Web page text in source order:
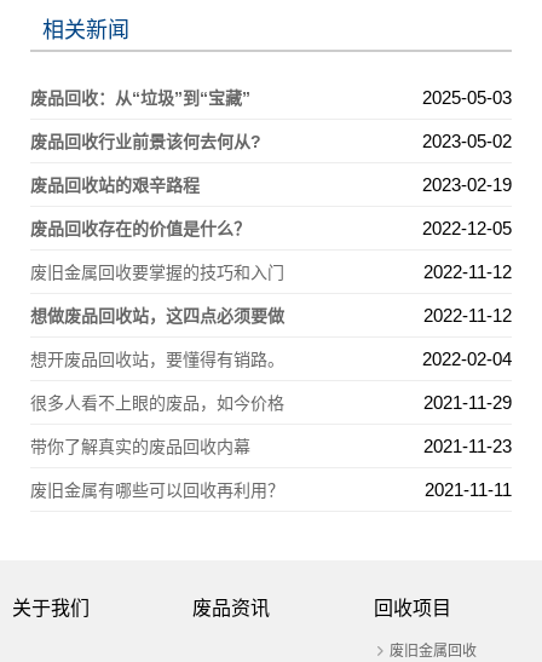
相关新闻
废品回收：从“垃圾”到“宝藏” 2025-05-03
废品回收行业前景该何去何从? 2023-05-02
废品回收站的艰辛路程 2023-02-19
废品回收存在的价值是什么？ 2022-12-05
废旧金属回收要掌握的技巧和入门 2022-11-12
想做废品回收站，这四点必须要做 2022-11-12
想开废品回收站，要懂得有销路。 2022-02-04
很多人看不上眼的废品，如今价格 2021-11-29
带你了解真实的废品回收内幕 2021-11-23
废旧金属有哪些可以回收再利用？ 2021-11-11
关于我们 废品资讯 回收项目
废旧金属回收